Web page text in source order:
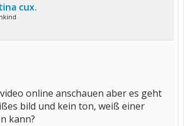
cux.
online anschauen aber es geht
bild und kein ton, weiß einer
kann?